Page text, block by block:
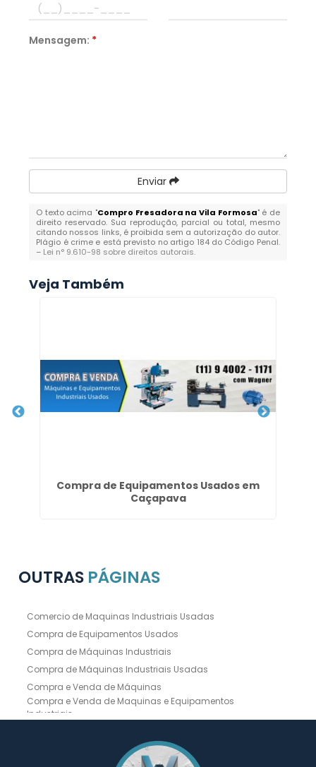
Mensagem: *
Enviar
O texto acima "Compro Fresadora na Vila Formosa" é de
direito reservado. Sua reprodução, parcial ou total, mesmo
citando nossos links, é proibida sem a autorização do autor.
Plágio é crime e está previsto no artigo 184 do Código Penal.
– Lei n° 9.610-98 sobre direitos autorais.
Veja Também
Compra de Equipamentos Usados em
Caçapava
OUTRAS PÁGINAS
Comercio de Maquinas Industriais Usadas
Compra de Equipamentos Usados
Compra de Máquinas Industriais
Compra de Máquinas Industriais Usadas
Compra e Venda de Máquinas
Compra e Venda de Maquinas e Equipamentos
Industriais
Compra e Venda de Máquinas Operatrizes